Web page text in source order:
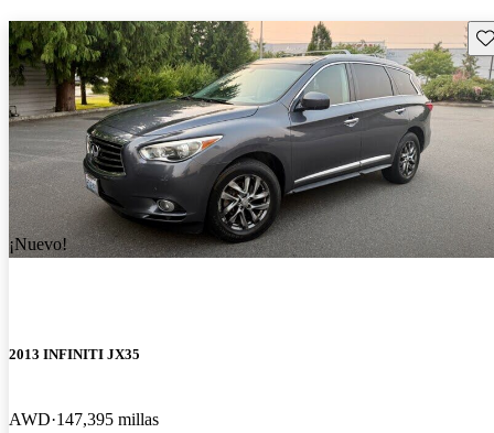
¡Nuevo!
2013 INFINITI JX35
AWD 147,395 millas